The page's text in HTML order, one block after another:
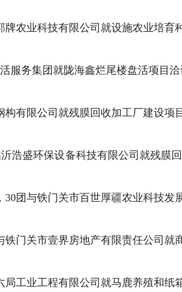
牌农业科技有限公司就设施农业培育
服务集团就陇海鑫烂尾楼盘活项目洽
构有限公司就残膜回收加工厂建设项
浩盛环保设备科技有限公司就残膜
30团与铁门关市百世厚疆农业科技发
铁门关市壹界房地产有限责任公司就
局工业工程有限公司就马鹿养殖和纸